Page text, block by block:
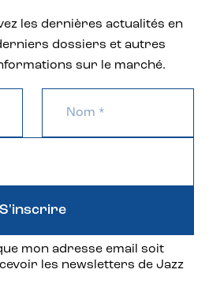
les dernières actualités en
dossiers et autres
sur le marché.
mon adresse email soit
les newsletters de Jazz
S'inscrire